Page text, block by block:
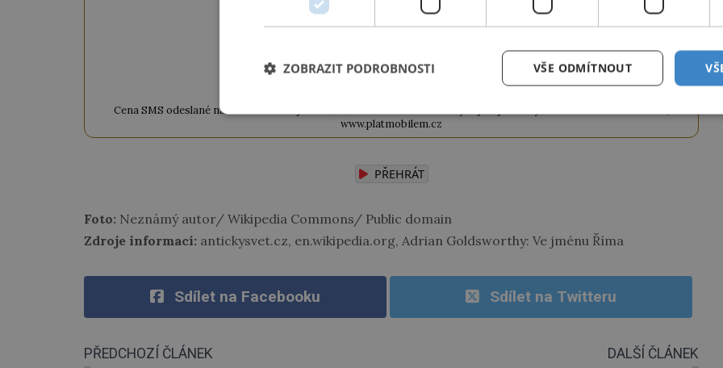
ODEMKNOUT KÓDEM
Cena SMS odeslané na číslo 9033320 je 20 Kč vč. DPH. Službu technicky zajišťuje Airtoy a.s. Infolinka: 602 777 555,
www.platmobilem.cz
PŘEHRÁT
Foto: Neznámý autor/ Wikipedia Commons/ Public domain
Zdroje informací: antickysvet.cz, en.wikipedia.org, Adrian Goldsworthy: Ve jménu Říma
Sdílet na Facebooku Sdílet na Twitteru
PŘEDCHOZÍ ČLÁNEK DALŠÍ ČLÁNEK
VŠE ODMÍTNOUT
ZOBRAZIT PODROBNOSTI